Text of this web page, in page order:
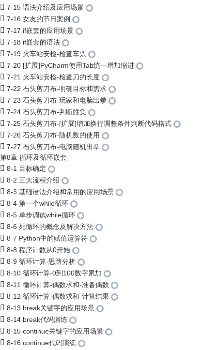
7-15 语法介绍及应用场景
7-16 女友的节日案例
7-17 if嵌套的应用场景
7-18 if嵌套的语法
7-19 火车站安检-检查车票
7-20 [扩展]PyCharm使用Tab统一增加缩进
7-21 火车站安检-检查刀的长度
7-22 石头剪刀布-明确目标和需求
7-23 石头剪刀布-玩家和电脑出拳
7-24 石头剪刀布-判断胜负
7-25 石头剪刀布-[扩展]增加换行调整条件判断代码格式
7-26 石头剪刀布-随机数的使用
7-27 石头剪刀布-电脑随机出拳
第8章 循环及循环嵌套
8-1 目标确定
8-2 三大流程介绍
8-3 基础语法介绍和常用的应用场景
8-4 第一个while循环
8-5 单步调试while循环
8-6 死循环的概念及解决方法
8-7 Python中的赋值运算符
8-8 程序计数从0开始
8-9 循环计算-思路分析
8-10 循环计算-0到100数字累加
8-11 循环计算-偶数求和-准备偶数
8-12 循环计算-偶数求和-计算结果
8-13 break关键字的应用场景
8-14 break代码演练
8-15 continue关键字的应用场景
8-16 continue代码演练